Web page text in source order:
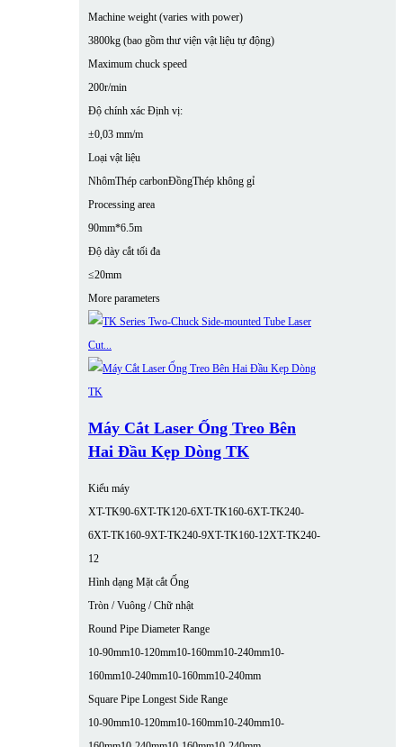
Machine weight (varies with power)
3800kg (bao gồm thư viện vật liệu tự động)
Maximum chuck speed
200r/min
Độ chính xác Định vị:
±0,03 mm/m
Loại vật liệu
NhômThép carbonĐồngThép không gỉ
Processing area
90mm*6.5m
Độ dày cắt tối đa
≤20mm
More parameters
Máy Cắt Laser Ống Treo Bên
Hai Đầu Kẹp Dòng TK
Kiểu máy
XT-TK90-6XT-TK120-6XT-TK160-6XT-TK240-
6XT-TK160-9XT-TK240-9XT-TK160-12XT-TK240-
12
Hình dạng Mặt cắt Ống
Tròn / Vuông / Chữ nhật
Round Pipe Diameter Range
10-90mm10-120mm10-160mm10-240mm10-
160mm10-240mm10-160mm10-240mm
Square Pipe Longest Side Range
10-90mm10-120mm10-160mm10-240mm10-